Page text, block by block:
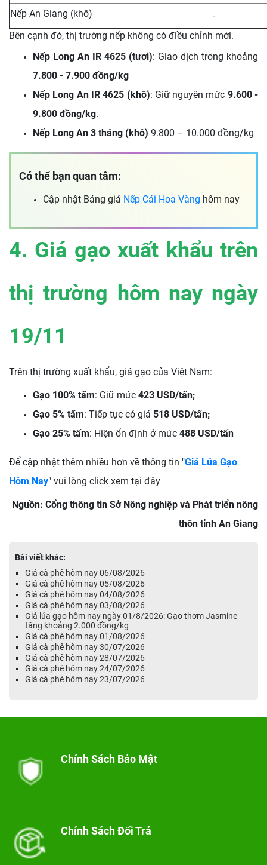
Nếp An Giang (khô)
-
Bên cạnh đó, thị trường nếp không có điều chỉnh mới.
Nếp Long An IR 4625 (tươi): Giao dịch trong khoảng
7.800 - 7.900 đồng/kg
Nếp Long An IR 4625 (khô): Giữ nguyên mức 9.600 -
9.800 đồng/kg.
Nếp Long An 3 tháng (khô) 9.800 – 10.000 đồng/kg
Có thể bạn quan tâm:
Cập nhật Bảng giá Nếp Cái Hoa Vàng hôm nay
4. Giá gạo xuất khẩu trên
thị trường hôm nay ngày
19/11
Trên thị trường xuất khẩu, giá gạo của Việt Nam:
Gạo 100% tấm: Giữ mức 423 USD/tấn;
Gạo 5% tấm: Tiếp tục có giá 518 USD/tấn;
Gạo 25% tấm: Hiện ổn định ở mức 488 USD/tấn
Để cập nhật thêm nhiều hơn về thông tin "Giá Lúa Gạo
Hôm Nay" vui lòng click xem tại đây
Nguồn: Cổng thông tin Sở Nông nghiệp và Phát triển nông
thôn tỉnh An Giang
Bài viết khác:
Giá cà phê hôm nay 06/08/2026
Giá cà phê hôm nay 05/08/2026
Giá cà phê hôm nay 04/08/2026
Giá cà phê hôm nay 03/08/2026
Giá lúa gạo hôm nay ngày 01/8/2026: Gạo thơm Jasmine
tăng khoảng 2.000 đồng/kg
Giá cà phê hôm nay 01/08/2026
Giá cà phê hôm nay 30/07/2026
Giá cà phê hôm nay 28/07/2026
Giá cà phê hôm nay 24/07/2026
Giá cà phê hôm nay 23/07/2026
Chính Sách Bảo Mật
Chính Sách Đổi Trả